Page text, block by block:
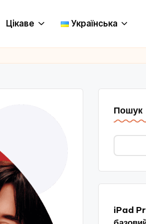
Цікаве Українська
Пошук
iPad